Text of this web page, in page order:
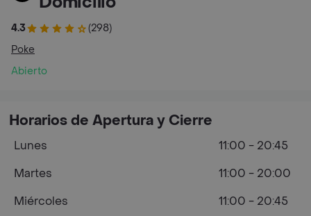
4.3
(298)
Poke
Abierto
Horarios de Apertura y Cierre
Lunes
11:00 - 20:45
Martes
11:00 - 20:00
Miércoles
11:00 - 20:45